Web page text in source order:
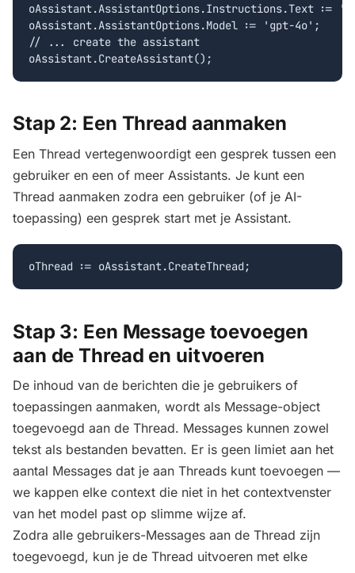
oAssistant.AssistantOptions.Instructions.Text :=
oAssistant.AssistantOptions.Model := 'gpt-4o';
// ... create the assistant
Stap 2: Een Thread aanmaken
Een Thread vertegenwoordigt een gesprek tussen een
gebruiker en een of meer Assistants. Je kunt een
Thread aanmaken zodra een gebruiker (of je AI-
toepassing) een gesprek start met je Assistant.
Stap 3: Een Message toevoegen
aan de Thread en uitvoeren
De inhoud van de berichten die je gebruikers of
toepassingen aanmaken, wordt als Message-object
toegevoegd aan de Thread. Messages kunnen zowel
tekst als bestanden bevatten. Er is geen limiet aan het
aantal Messages dat je aan Threads kunt toevoegen —
we kappen elke context die niet in het contextvenster
van het model past op slimme wijze af.
Zodra alle gebruikers-Messages aan de Thread zijn
toegevoegd, kun je de Thread uitvoeren met elke